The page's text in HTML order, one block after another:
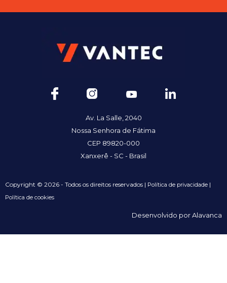
Av. La Salle, 2040
Nossa Senhora de Fátima
CEP 89820-000
Xanxerê - SC - Brasil
Copyright © 2026 - Todos os direitos reservados | Política de privacidade |
Política de cookies
Desenvolvido por Alavanca